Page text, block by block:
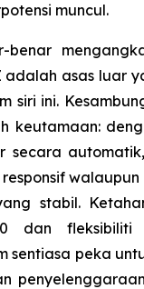
muncul.
adalah asas luar
siri ini.
keutamaan:
secara
stabil.
dan fleksibiliti
sentiasa peka